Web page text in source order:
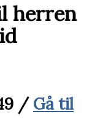
herren
/ Gå til